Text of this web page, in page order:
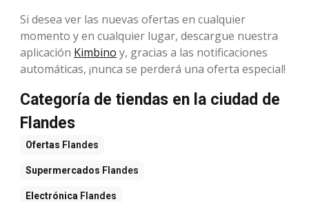
Si desea ver las nuevas ofertas en cualquier
momento y en cualquier lugar, descargue nuestra
aplicación Kimbino y, gracias a las notificaciones
automáticas, ¡nunca se perderá una oferta especial!
Categoría de tiendas en la ciudad de
Flandes
Ofertas Flandes
Supermercados Flandes
Electrónica Flandes